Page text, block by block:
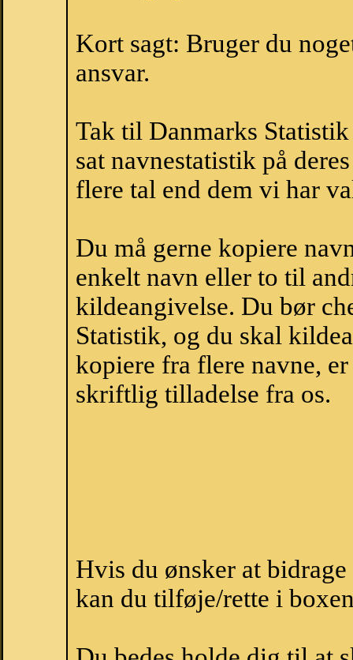
Kort sagt: Bruger du
ansvar.
Tak til Danmarks
sat navnestatistik på
flere tal end dem vi har
Du må gerne kopiere
enkelt navn eller to til
kildeangivelse. Du bør
Statistik, og du skal
kopiere fra flere navne,
skriftlig tilladelse fra os.
Hvis du ønsker at
kan du tilføje/rette i